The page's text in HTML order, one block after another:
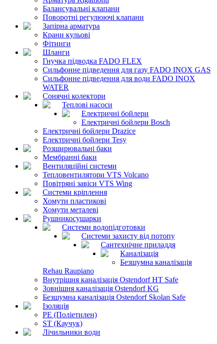
Балансувальні клапани
Поворотні регулюючі клапани
Запірна арматура
Крани кульові
Фітинги
Шланги
Гнучка підводка FADO FLEX
Сильфонне підведення для газу FADO INOX GAS
Сильфонне підведення для води FADO INOX
WATER
Сонячні колектори
Теплові насоси
Електричні бойлери
Електричні бойлери Bosch
Електричні бойлери Drazice
Електричні бойлери Tesy
Розширювальні баки
Мембранні баки
Вентиляційні системи
Тепловентилятори VTS Volcano
Повітряні завіси VTS Wing
Системи кріплення
Хомути пластикові
Хомути металеві
Рушникосушарки
Системи водопідготовки
Системи захисту від потопу
Сантехнічне приладдя
Каналізація
Безшумна каналізація
Rehau Raupiano
Внутрішня каналізація Ostendorf HT Safe
Зовнішня каналізація Ostendorf KG
Безшумна каналізація Ostendorf Skolan Safe
Ізоляція
PE (Поліетилен)
ST (Каучук)
Лічильники води